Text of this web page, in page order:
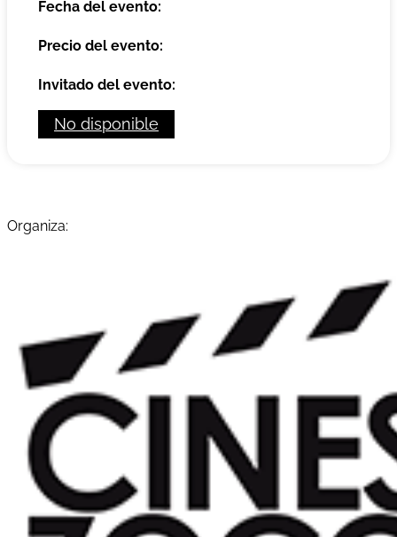
Fecha del evento:
Precio del evento:
Invitado del evento:
No disponible
Organiza: